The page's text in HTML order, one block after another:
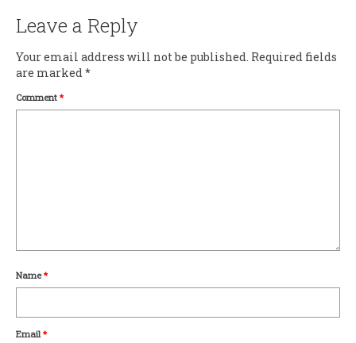
Leave a Reply
Your email address will not be published. Required fields
are marked*
Comment *
Name*
Email*